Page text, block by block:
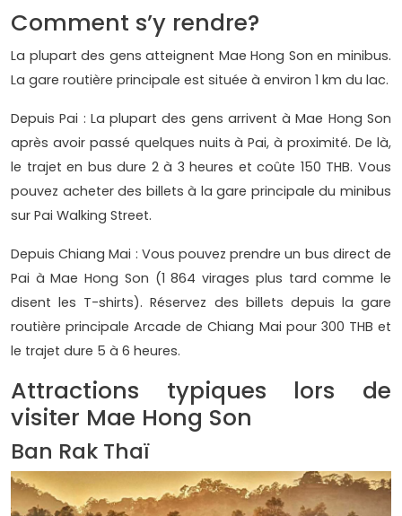
Comment s’y rendre?
La plupart des gens atteignent Mae Hong Son en minibus.
La gare routière principale est située à environ 1 km du lac.
Depuis Pai : La plupart des gens arrivent à Mae Hong Son
après avoir passé quelques nuits à Pai, à proximité. De là,
le trajet en bus dure 2 à 3 heures et coûte 150 THB. Vous
pouvez acheter des billets à la gare principale du minibus
sur Pai Walking Street.
Depuis Chiang Mai : Vous pouvez prendre un bus direct de
Pai à Mae Hong Son (1 864 virages plus tard comme le
disent les T-shirts). Réservez des billets depuis la gare
routière principale Arcade de Chiang Mai pour 300 THB et
le trajet dure 5 à 6 heures.
Attractions typiques lors de
visiter Mae Hong Son
Ban Rak Thaï